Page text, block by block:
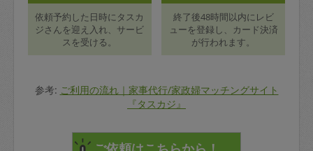
依頼予約した日時にタスカ
ジさんを迎え入れ、サービ
スを受ける。
終了後48時間以内にレビ
ューを登録し、カード決済
が行われます。
参考: ご利用の流れ｜家事代行/家政婦マッチングサイト
『タスカジ』